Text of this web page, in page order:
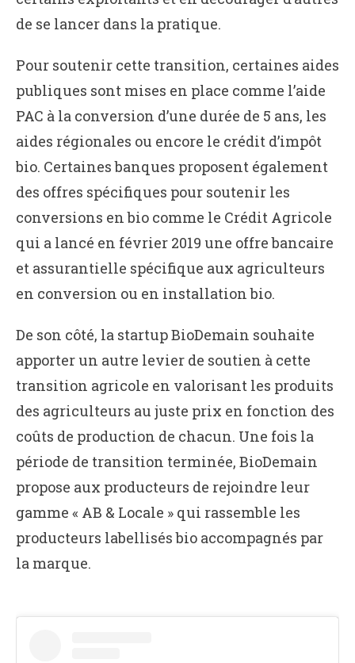
de se lancer dans la pratique.
Pour soutenir cette transition, certaines aides
publiques sont mises en place comme l’aide
PAC à la conversion d’une durée de 5 ans, les
aides régionales ou encore le crédit d’impôt
bio. Certaines banques proposent également
des offres spécifiques pour soutenir les
conversions en bio comme le Crédit Agricole
qui a lancé en février 2019 une offre bancaire
et assurantielle spécifique aux agriculteurs
en conversion ou en installation bio.
De son côté, la startup BioDemain souhaite
apporter un autre levier de soutien à cette
transition agricole en valorisant les produits
des agriculteurs au juste prix en fonction des
coûts de production de chacun. Une fois la
période de transition terminée, BioDemain
propose aux producteurs de rejoindre leur
gamme « AB & Locale » qui rassemble les
producteurs labellisés bio accompagnés par
la marque.